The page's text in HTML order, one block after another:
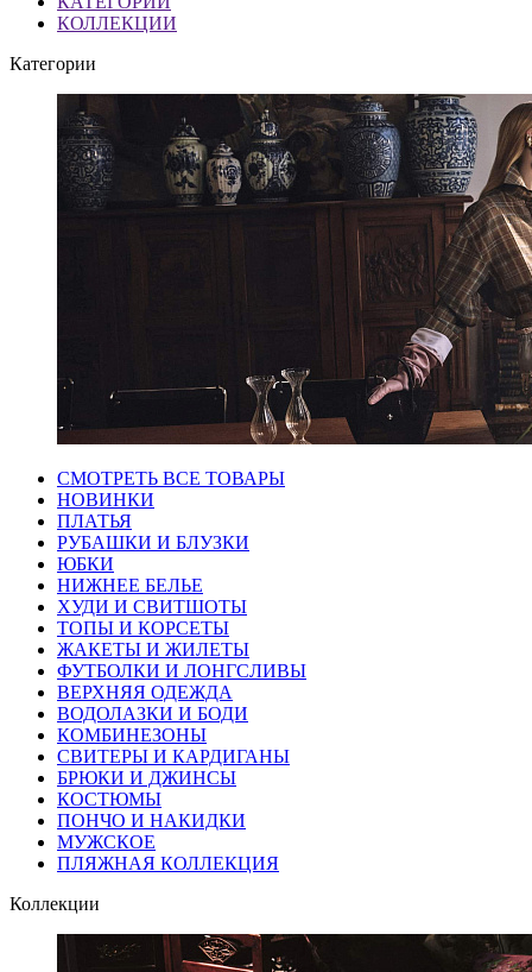
КОЛЛЕКЦИИ
Категории
СМОТРЕТЬ ВСЕ ТОВАРЫ
НОВИНКИ
ПЛАТЬЯ
РУБАШКИ И БЛУЗКИ
ЮБКИ
НИЖНЕЕ БЕЛЬЕ
ХУДИ И СВИТШОТЫ
ТОПЫ И КОРСЕТЫ
ЖАКЕТЫ И ЖИЛЕТЫ
ФУТБОЛКИ И ЛОНГСЛИВЫ
ВЕРХНЯЯ ОДЕЖДА
ВОДОЛАЗКИ И БОДИ
КОМБИНЕЗОНЫ
СВИТЕРЫ И КАРДИГАНЫ
БРЮКИ И ДЖИНСЫ
КОСТЮМЫ
ПОНЧО И НАКИДКИ
МУЖСКОЕ
ПЛЯЖНАЯ КОЛЛЕКЦИЯ
Коллекции